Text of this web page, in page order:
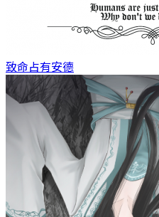
致命占有安德